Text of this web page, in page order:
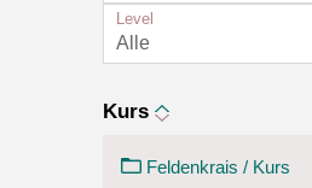
und Leitbilder
Online Unterricht
Level
Alle
Kurs
Feldenkrais / Kurs